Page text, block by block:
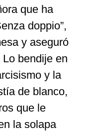
que ha
doppio”,
y aseguró
bendije en
y la
de blanco,
que le
la solapa